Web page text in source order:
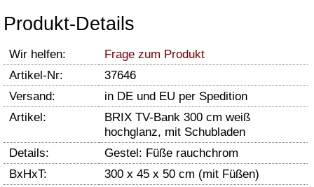
Produkt-Details
Wir helfen:
Frage zum Produkt
Artikel-Nr:
37646
Versand:
in DE und EU per Spedition
Artikel:
BRIX TV-Bank 300 cm weiß
hochglanz, mit Schubladen
Details:
Gestel: Füße rauchchrom
BxHxT:
300 x 45 x 50 cm (mit Füßen)